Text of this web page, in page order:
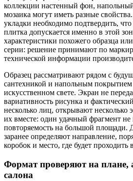
коллекции настенный фон,
мозаика могут иметь разные
укладки необходимо подтвердить,
плитка допускается именно в этой
характеристики похожего образца
серии: решение принимают по
технической информации
Образец рассматривают рядом с
сантехникой и напольным
искусственном свете. Экран не
вариативность рисунка и
несколько лиц, открывают несколько
их вместе: один удачный фрагмент не
повторяемость на большой площади.
заранее определяют направление,
коробок и место, где будет проходить
Формат проверяют на плане,
салона